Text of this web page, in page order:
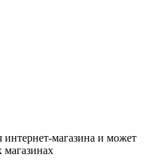
интернет-магазина и может
магазинах